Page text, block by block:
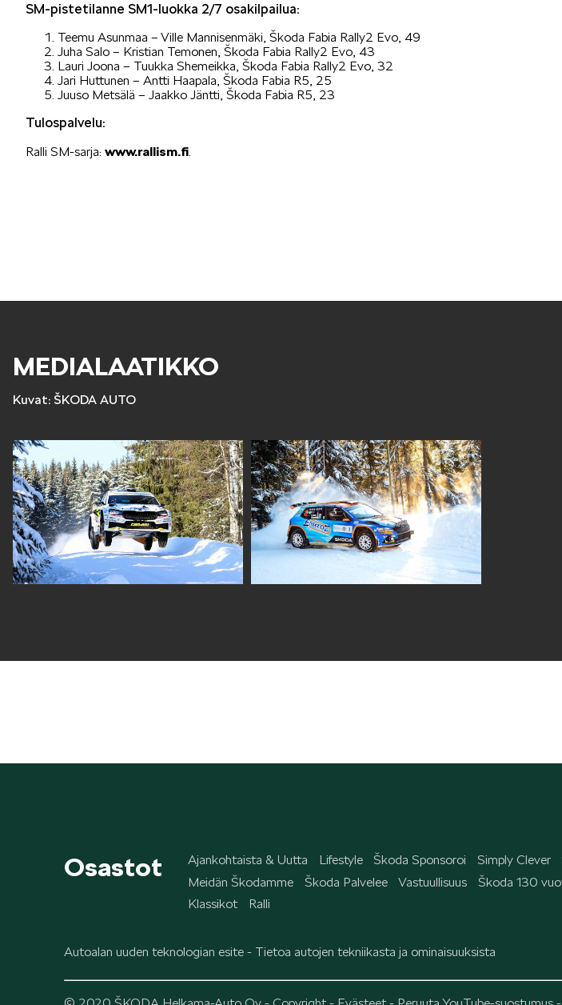
SM-pistetilanne SM1-luokka 2/7 osakilpailua:
Teemu Asunmaa – Ville Mannisenmäki, Škoda Fabia Rally2 Evo, 49
Juha Salo – Kristian Temonen, Škoda Fabia Rally2 Evo, 43
Lauri Joona – Tuukka Shemeikka, Škoda Fabia Rally2 Evo, 32
Jari Huttunen – Antti Haapala, Škoda Fabia R5, 25
Juuso Metsälä – Jaakko Jäntti, Škoda Fabia R5, 23
Tulospalvelu:
Ralli SM-sarja: www.rallism.fi.
MEDIALAATIKKO
Kuvat: ŠKODA AUTO
Osastot Ajankohtaista & Uutta Lifestyle Škoda Sponsoroi Simply Clever
Meidän Škodamme
Škoda Palvelee Vastuullisuus Škoda 130
Klassikot
Ralli
Autoalan uuden teknologian esite - Tietoa autojen tekniikasta ja ominaisuuksista